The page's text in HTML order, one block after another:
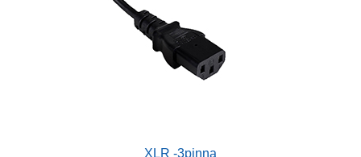
XLR -3pinna